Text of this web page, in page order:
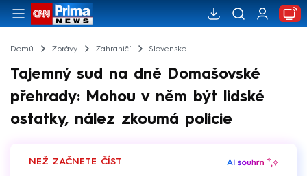
Domů Zprávy Zahraničí Slovensko
Tajemný sud na dně Domašovské
přehrady: Mohou v něm být lidské
ostatky, nález zkoumá policie
NEŽ ZAČNETE ČÍST